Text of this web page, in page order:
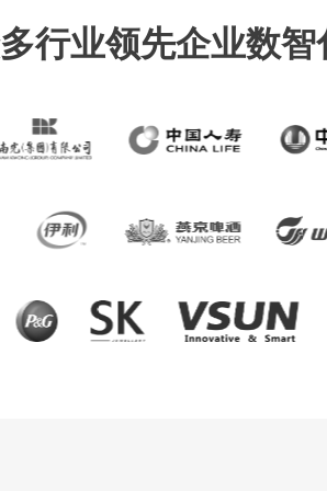
行业领先企业数智